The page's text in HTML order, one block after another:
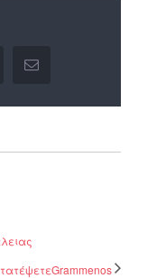
Email
Grammenos